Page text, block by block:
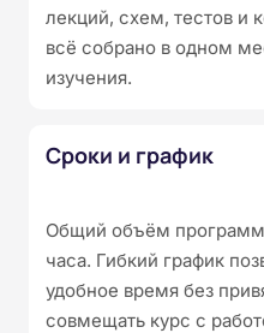
лекций, схем, тестов и
всё собрано в одном
изучения.
Сроки и график
Общий объём
часа. Гибкий график
удобное время без
совмещать курс с